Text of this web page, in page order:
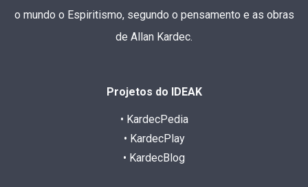
o mundo o Espiritismo, segundo o pensamento e as obras
de Allan Kardec.
Projetos do IDEAK
• KardecPedia
• KardecPlay
• KardecBlog